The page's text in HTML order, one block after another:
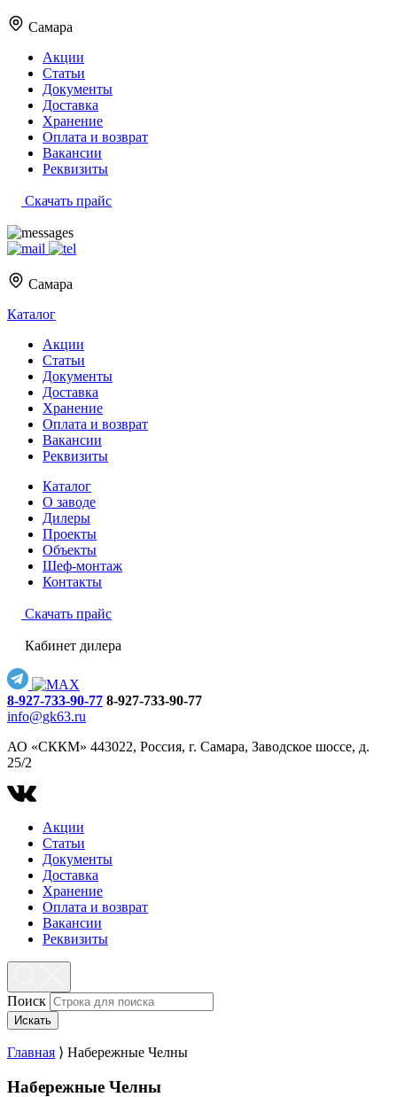
Самара
Акции
Статьи
Документы
Доставка
Хранение
Оплата и возврат
Вакансии
Реквизиты
Скачать прайс
Самара
Каталог
Акции
Статьи
Документы
Доставка
Хранение
Оплата и возврат
Вакансии
Реквизиты
Каталог
О заводе
Дилеры
Проекты
Объекты
Шеф-монтаж
Контакты
Скачать прайс
Кабинет дилера
8-927-733-90-77 8-927-733-90-77
info@gk63.ru
АО «СККМ» 443022, Россия, г. Самара, Заводское шоссе, д.
25/2
Акции
Статьи
Документы
Доставка
Хранение
Оплата и возврат
Вакансии
Реквизиты
Поиск
Искать
Главная ⟩ Набережные Челны
Набережные Челны